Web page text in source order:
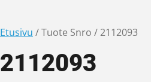
Etusivu / Tuote Snro / 2112093
2112093